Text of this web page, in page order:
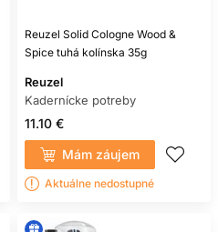
Reuzel Solid Cologne Wood &
Spice tuhá kolínska 35g
Reuzel
Kadernícke potreby
11.10 €
Mám záujem
Aktuálne nedostupné